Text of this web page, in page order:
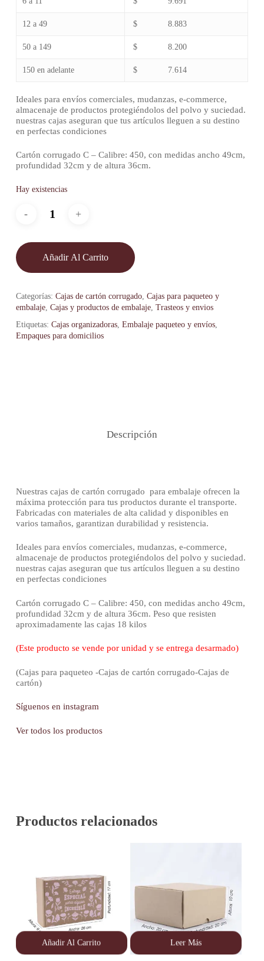
12 a 49 $ 8.883
50 a 149 $ 8.200
150 en adelante $ 7.614
Ideales para envíos comerciales, mudanzas, e-commerce,
almacenaje de productos protegiéndolos del polvo y suciedad.
nuestras cajas aseguran que tus artículos lleguen a su destino
en perfectas condiciones
Cartón corrugado C – Calibre: 450, con medidas ancho 49cm,
profundidad 32cm y de altura 36cm.
Hay existencias
Añadir Al Carrito
Categorías: Cajas de cartón corrugado, Cajas para paqueteo y
embalaje, Cajas y productos de embalaje, Trasteos y envios
Etiquetas: Cajas organizadoras, Embalaje paqueteo y envíos,
Empaques para domicilios
Descripción
Nuestras cajas de cartón corrugado para embalaje ofrecen la
máxima protección para tus productos durante el transporte.
Fabricadas con materiales de alta calidad y disponibles en
varios tamaños, garantizan durabilidad y resistencia.
Ideales para envíos comerciales, mudanzas, e-commerce,
almacenaje de productos protegiéndolos del polvo y suciedad.
nuestras cajas aseguran que tus artículos lleguen a su destino
en perfectas condiciones
Cartón corrugado C – Calibre: 450, con medidas ancho 49cm,
profundidad 32cm y de altura 36cm. Peso que resisten
aproximadamente las cajas 18 kilos
(Este producto se vende por unidad y se entrega desarmado)
(Cajas para paqueteo -Cajas de cartón corrugado-Cajas de
cartón)
Síguenos en instagram
Ver todos los productos
Productos relacionados
Añadir Al Carrito Leer Más